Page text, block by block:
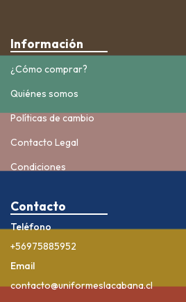
Información
¿Cómo comprar?
Quiénes somos
Políticas de cambio
Contacto Legal
Condiciones
Contacto
Teléfono
+56975885952
Email
contacto@uniformeslacabana.cl